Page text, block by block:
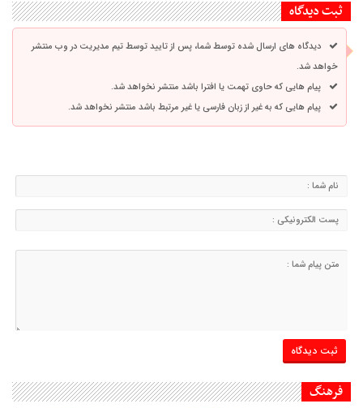
ثبت دیدگاه
دیدگاه های ارسال شده توسط شما، پس از تایید توسط تیم مدیریت در وب منتشر
خواهد شد.
پیام هایی که حاوی تهمت یا افترا باشد منتشر نخواهد شد.
پیام هایی که به غیر از زبان فارسی یا غیر مرتبط باشد منتشر نخواهد شد.
فرهنگ